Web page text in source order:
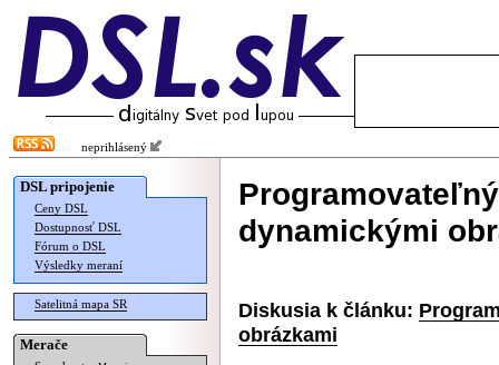
neprihlásený
DSL pripojenie
Ceny DSL
Dostupnosť DSL
Fórum o DSL
Výsledky meraní
Satelitná mapa SR
Merače
dynamickými
Diskusia k článku:
obrázkami